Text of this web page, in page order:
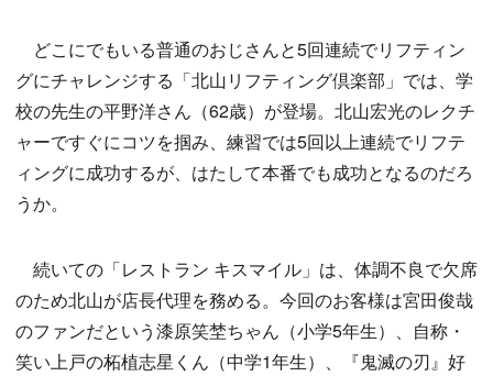
どこにでもいる普通のおじさんと5回連続でリフティン
グにチャレンジする「北山リフティング倶楽部」では、学
校の先生の平野洋さん（62歳）が登場。北山宏光のレクチ
ャーですぐにコツを掴み、練習では5回以上連続でリフテ
ィングに成功するが、はたして本番でも成功となるのだろ
うか。
続いての「レストラン キスマイル」は、体調不良で欠席
のため北山が店長代理を務める。今回のお客様は宮田俊哉
のファンだという漆原笑埜ちゃん（小学5年生）、自称・
笑い上戸の柘植志星くん（中学1年生）、『鬼滅の刃』好